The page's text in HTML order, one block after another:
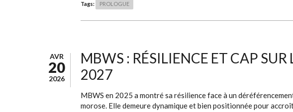
Tags: PROLOGUE
AVR
20
2026
MBWS : RÉSILIENCE ET CAP
2027
MBWS en 2025 a montré sa résilience face à un
morose. Elle demeure dynamique et bien positionnée pour